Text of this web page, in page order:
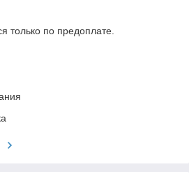
только по предоплате.